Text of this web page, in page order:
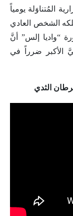
المُتناوَلة يومياً
95% ممَّا يستهلكه الشخص العادي
“واديا إلس” أنَّ
الأكبر ضرراً في